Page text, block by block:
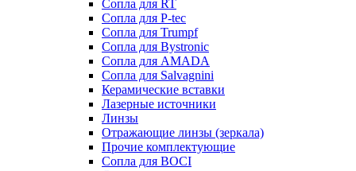
Сопла для RT
Сопла для P-tec
Сопла для Trumpf
Сопла для Bystronic
Сопла для AMADA
Сопла для Salvagnini
Керамические вставки
Лазерные источники
Линзы
Отражающие линзы (зеркала)
Прочие комплектующие
Сопла для BOCI